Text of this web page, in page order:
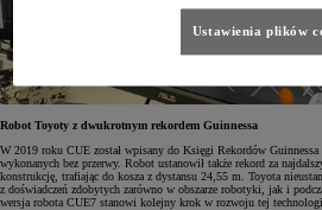
Robot Toyoty z dwukrotnym rekordem Guinnessa
W 2019 roku CUE został wpisany do Księgi Rekordów
wykonanych bez przerwy. Robot ustanowił także rekord za
konstrukcję, trafiając do kosza z dystansu 24,55 m. Toyota
z doświadczeń zdobytych zarówno w obszarze robotyki, jak i
wersja robota CUE7 stanowi kolejny krok w rozwoju tej
Ustawienia plików